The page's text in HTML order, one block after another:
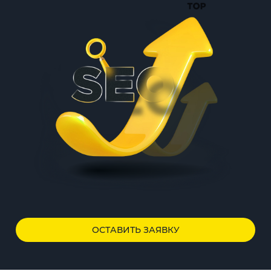
ОСТАВИТЬ ЗАЯВКУ